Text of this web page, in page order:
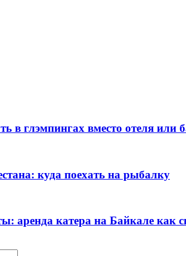
в глэмпингах вместо отеля или
куда поехать на рыбалку
аренда катера на Байкале как